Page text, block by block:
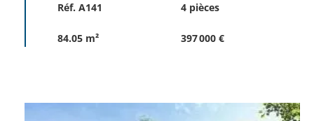
Réf. A141 4 pièces
84.05 m² 397 000 €